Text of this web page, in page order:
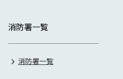
消防署一覧
消防署一覧